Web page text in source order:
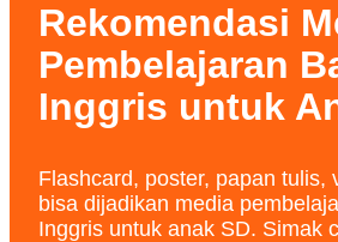
Rekomendasi
Pembelajaran
Inggris untuk
Flashcard, poster, papan tulis,
bisa dijadikan media
Inggris untuk anak SD. Simak